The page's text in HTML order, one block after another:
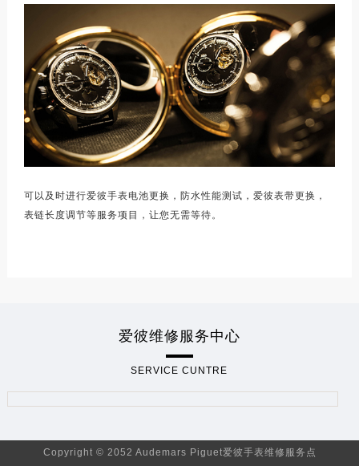
可以及时进行爱彼手表电池更换，防水性能测试，爱彼表带更换，
表链长度调节等服务项目，让您无需等待。
爱彼维修服务中心
SERVICE CUNTRE
Copyright © 2052 Audemars Piguet爱彼手表维修服务点